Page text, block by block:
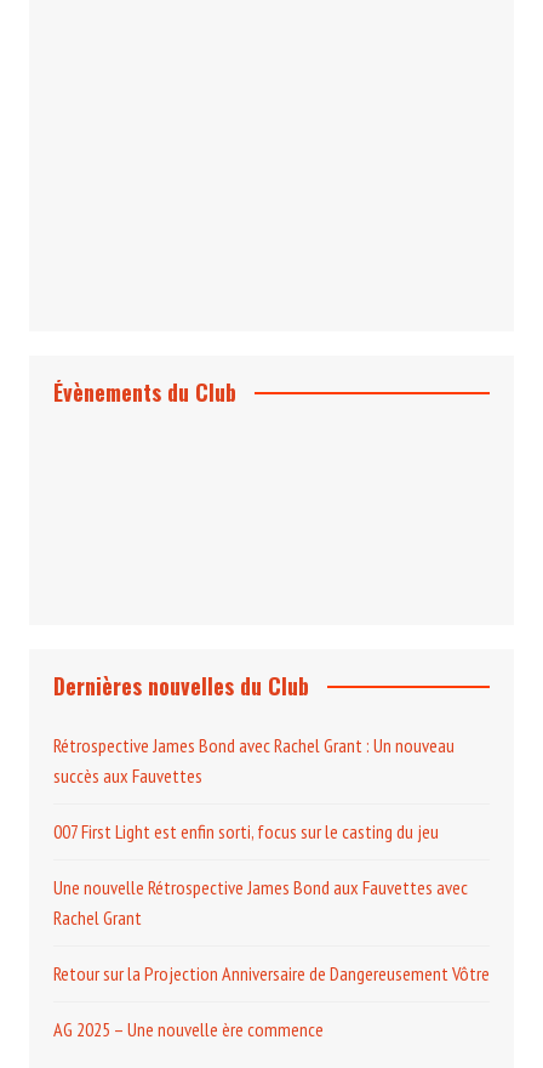
Évènements du Club
Dernières nouvelles du Club
Rétrospective James Bond avec Rachel Grant : Un nouveau
succès aux Fauvettes
007 First Light est enfin sorti, focus sur le casting du jeu
Une nouvelle Rétrospective James Bond aux Fauvettes avec
Rachel Grant
Retour sur la Projection Anniversaire de Dangereusement Vôtre
AG 2025 – Une nouvelle ère commence